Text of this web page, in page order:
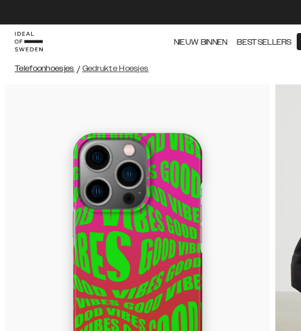
NIEUW BINNEN BESTSELLERS
Telefoonhoesjes / Gedrukte Hoesjes